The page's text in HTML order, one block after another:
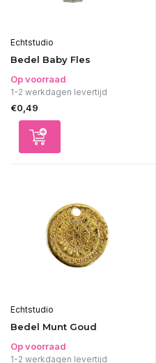
Echtstudio
Bedel Baby Fles
Op voorraad
1-2 werkdagen levertijd
€0,49
Echtstudio
Bedel Munt Goud
Op voorraad
1-2 werkdagen levertijd